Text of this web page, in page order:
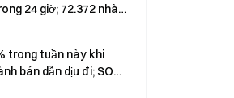
24 giờ; 72.372 nhà
trong tuần này khi
bán dẫn dịu đi; SOX